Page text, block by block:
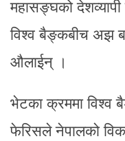
महासङ्घको
विश्व बैङ्कबीच अझ
औलाईन् ।
भेटका क्रममा विश्व
फेरिसले नेपालको